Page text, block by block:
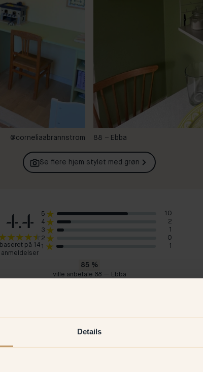
Details
@corneliaabrannstrom 88 – Ebba
Se flere hjem stylet med grøn
4.4
baseret på 14
anmeldelser
5
10
4
2
3
1
2
0
1
1
85 %
ville anbefale 88 — Ebba